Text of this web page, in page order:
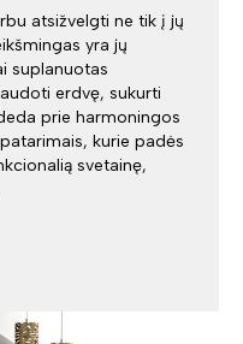
atsižvelgti ne tik į jų
yra jų
suplanuotas
erdvę, sukurti
prie harmoningos
kurie padės
svetainę,